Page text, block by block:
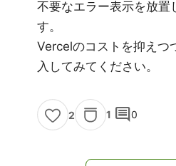
不要なエラー表示を放置
す。
Vercelのコストを抑えつ
入してみてください。
2 1 comment0